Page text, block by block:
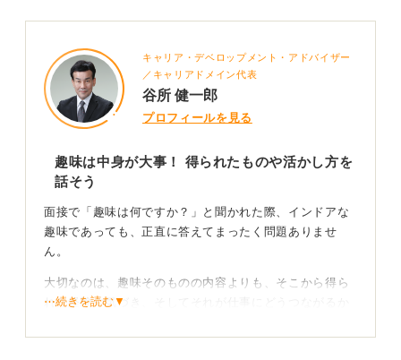
キャリア・デベロップメント・アドバイザー
／キャリアドメイン代表
谷所 健一郎
プロフィールを見る
趣味は中身が大事！ 得られたものや活かし方を
話そう
面接で「趣味は何ですか？」と聞かれた際、インドアな
趣味であっても、正直に答えてまったく問題ありませ
ん。
大切なのは、趣味そのものの内容よりも、そこから得ら
れた経験や気づき、そしてそれが仕事にどうつながるか
⋯続きを読む▼